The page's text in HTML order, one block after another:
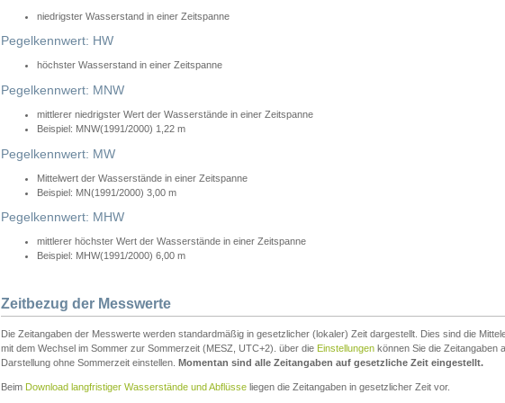
niedrigster Wasserstand in einer Zeitspanne
Pegelkennwert: HW
höchster Wasserstand in einer Zeitspanne
Pegelkennwert: MNW
mittlerer niedrigster Wert der Wasserstände in einer Zeitspanne
Beispiel: MNW(1991/2000) 1,22 m
Pegelkennwert: MW
Mittelwert der Wasserstände in einer Zeitspanne
Beispiel: MN(1991/2000) 3,00 m
Pegelkennwert: MHW
mittlerer höchster Wert der Wasserstände in einer Zeitspanne
Beispiel: MHW(1991/2000) 6,00 m
Zeitbezug der Messwerte
Die Zeitangaben der Messwerte werden standardmäßig in gesetzlicher (lokaler) Zeit dargestellt. Dies sind die
mit dem Wechsel im Sommer zur Sommerzeit (MESZ, UTC+2). über die Einstellungen können Sie die Zeitangaben
Darstellung ohne Sommerzeit einstellen. Momentan sind alle Zeitangaben auf gesetzliche Zeit eingestellt.
Beim Download langfristiger Wasserstände und Abflüsse liegen die Zeitangaben in gesetzlicher Zeit vor.